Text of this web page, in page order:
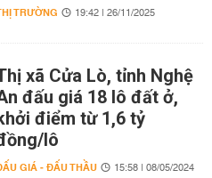
TRƯỜNG 19:42 | 26/11/2025
xã Cửa Lò, tỉnh Nghệ
đấu giá 18 lô đất ở,
điểm từ 1,6 tỷ
lô
GIÁ - ĐẤU THẦU 15:58 | 08/05/2024